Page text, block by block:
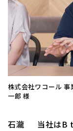
株式会社ワコール
一郎 様
石瀧
当社はB